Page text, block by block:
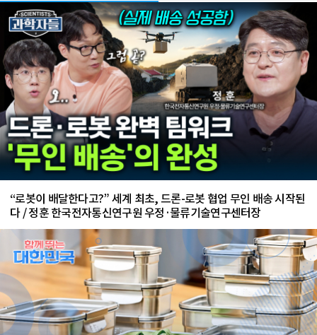
“로봇이 배달한다고?” 세계 최초, 드론-로봇 협업 무인 배송 시작된
다 / 정훈 한국전자통신연구원 우정·물류기술연구센터장